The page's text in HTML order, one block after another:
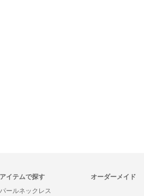
アイテムで探す
パールネックレス
オーダーメイド